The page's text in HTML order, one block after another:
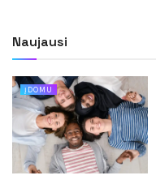
Naujausi
ĮDOMU